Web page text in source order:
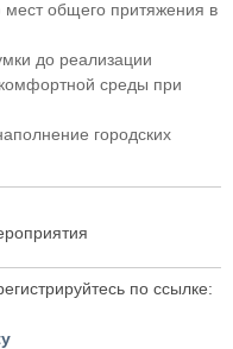
общего притяжения в
до реализации
среды при
городских
по ссылке: